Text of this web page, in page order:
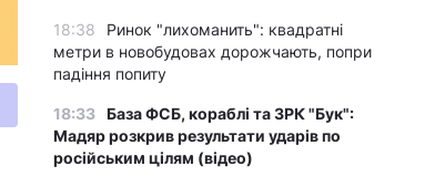
18:38
Ринок "лихоманить": квадратні
метри в новобудовах дорожчають, попри
падіння попиту
18:33 База ФСБ, кораблі та ЗРК "Бук":
Мадяр розкрив результати ударів по
російським цілям (відео)